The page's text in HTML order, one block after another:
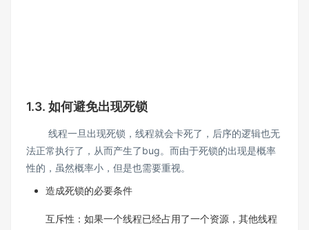
1.3. 如何避免出现死锁
线程一旦出现死锁，线程就会卡死了，后序的逻辑也无
法正常执行了，从而产生了bug。而由于死锁的出现是概率
性的，虽然概率小，但是也需要重视。
造成死锁的必要条件
互斥性：如果一个线程已经占用了一个资源，其他线程